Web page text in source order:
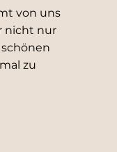
von uns
nicht nur
zu